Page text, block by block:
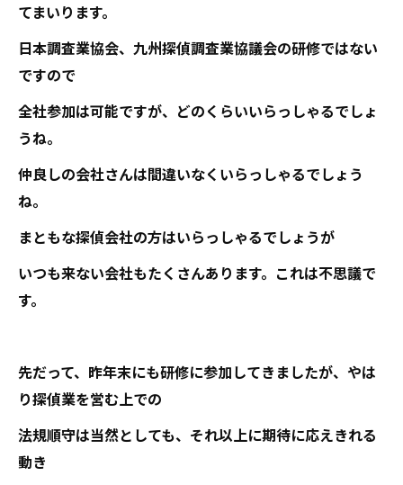
てまいります。
日本調査業協会、九州探偵調査業協議会の研修ではない
ですので
全社参加は可能ですが、どのくらいいらっしゃるでしょ
うね。
仲良しの会社さんは間違いなくいらっしゃるでしょう
ね。
まともな探偵会社の方はいらっしゃるでしょうが
いつも来ない会社もたくさんあります。これは不思議で
す。
先だって、昨年末にも研修に参加してきましたが、やは
り探偵業を営む上での
法規順守は当然としても、それ以上に期待に応えきれる
動き